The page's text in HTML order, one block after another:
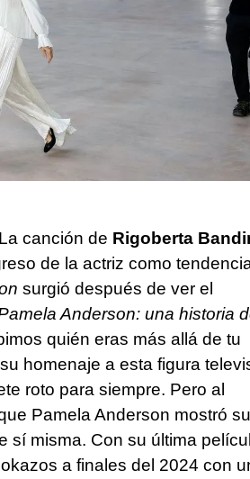
canción de Rigoberta
de la actriz como
surgió después de ver el
Anderson: una historia
quién eras más allá de tu
homenaje a esta figura
roto para siempre. Pero al
Pamela Anderson mostró
sí misma. Con su última
a finales del 2024 con